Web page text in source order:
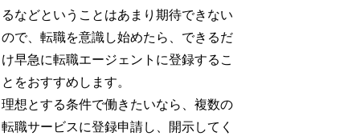
るなどということはあまり期待できない
ので、転職を意識し始めたら、できるだ
け早急に転職エージェントに登録するこ
とをおすすめします。
理想とする条件で働きたいなら、複数の
転職サービスに登録申請し、開示してく